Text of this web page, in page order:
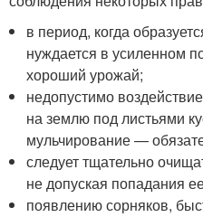
в период, когда
нуждается в усиленном
хороший урожай;
недопустимо
на землю под листьями
мульчирование —
следует тщательно
не допуская попадания
появлению сорняков,